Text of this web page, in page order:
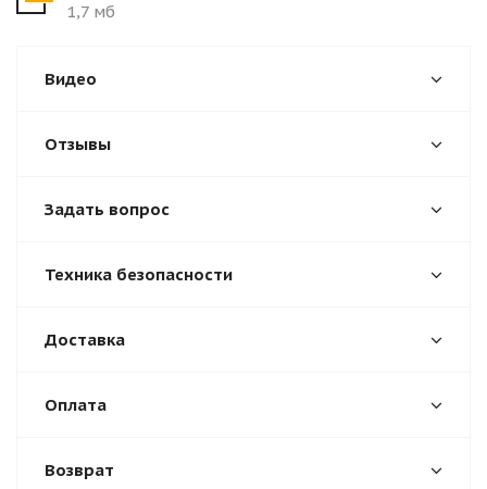
1,7 мб
Видео
Отзывы
Задать вопрос
Техника безопасности
Доставка
Оплата
Возврат